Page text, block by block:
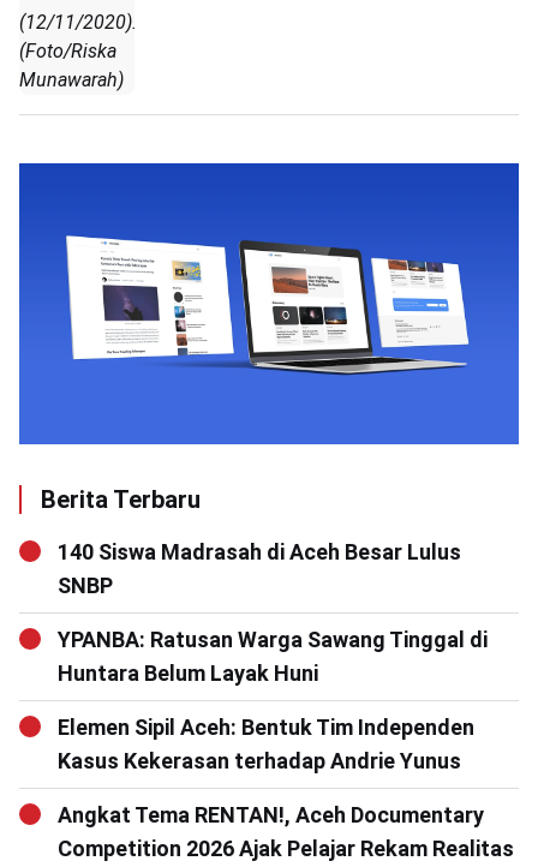
(12/11/2020).
(Foto/Riska
Munawarah)
Berita Terbaru
140 Siswa Madrasah di Aceh Besar Lulus
SNBP
YPANBA: Ratusan Warga Sawang Tinggal di
Huntara Belum Layak Huni
Elemen Sipil Aceh: Bentuk Tim Independen
Kasus Kekerasan terhadap Andrie Yunus
Angkat Tema RENTAN!, Aceh Documentary
Competition 2026 Ajak Pelajar Rekam Realitas